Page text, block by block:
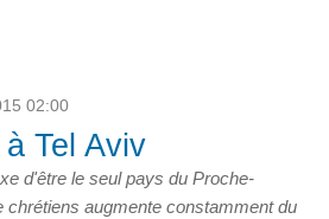
02:00
Tel Aviv
d'être le seul pays du Proche-
chrétiens augmente constamment du